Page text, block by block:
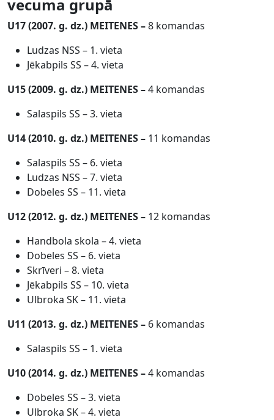
vecuma grupā
U17 (2007. g. dz.) MEITENES–8 komandas
Ludzas NSS – 1. vieta
Jēkabpils SS – 4. vieta
U15 (2009. g. dz.) MEITENES–4 komandas
Salaspils SS – 3. vieta
U14 (2010. g. dz.) MEITENES– 11 komandas
Salaspils SS – 6. vieta
Ludzas NSS – 7. vieta
Dobeles SS – 11. vieta
U12 (2012. g. dz.) MEITENES– 12 komandas
Handbola skola – 4. vieta
Dobeles SS – 6. vieta
Skrīveri – 8. vieta
Jēkabpils SS – 10. vieta
Ulbroka SK – 11. vieta
U11 (2013. g. dz.) MEITENES– 6 komandas
Salaspils SS – 1. vieta
U10 (2014. g. dz.) MEITENES–4 komandas
Dobeles SS – 3. vieta
Ulbroka SK – 4. vieta